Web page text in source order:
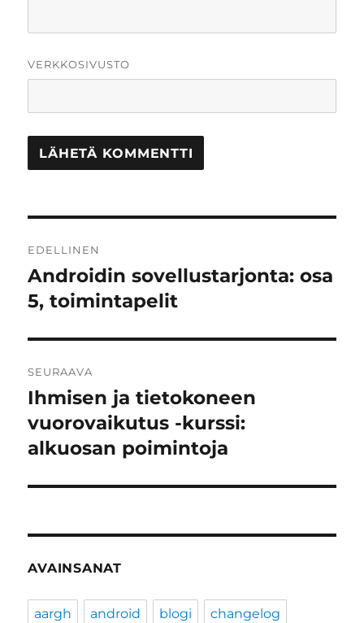
VERKKOSIVUSTO
selaus
EDELLINEN
Edellinen
artikkeli:
Androidin sovellustarjonta: osa
5, toimintapelit
SEURAAVA
Seuraava
artikkeli:
Ihmisen ja tietokoneen
vuorovaikutus -kurssi:
alkuosan poimintoja
AVAINSANAT
aargh android blogi changelog